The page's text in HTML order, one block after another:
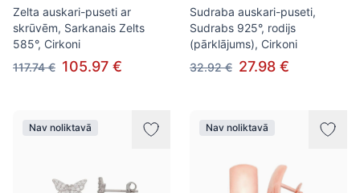
Zelta auskari-puseti ar
skrūvēm, Sarkanais Zelts
585°, Cirkoni
117.74 € 105.97 €
Sudraba auskari-puseti,
Sudrabs 925°, rodijs
(pārklājums), Cirkoni
32.92 € 27.98 €
Nav noliktavā Nav noliktavā